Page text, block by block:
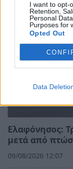
I want to opt-
Retention,
Personal
Purposes for
Opted Out
Data
Ελαφόνησος:
μετά από
09/08/2026 12:07